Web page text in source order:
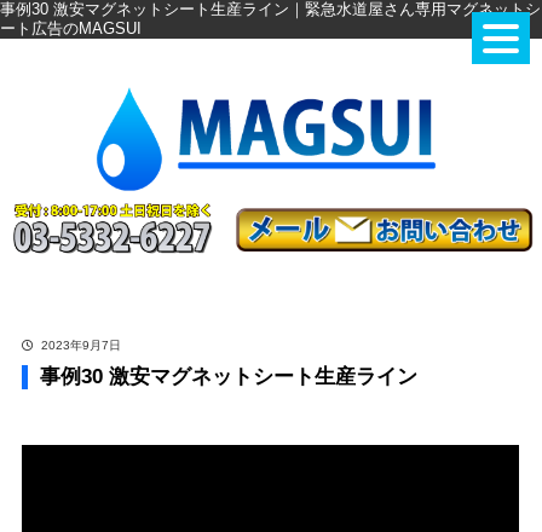
事例30 激安マグネットシート生産ライン｜緊急水道屋さん専用マグネットシ
ート広告のMAGSUI
2023年9月7日
事例30 激安マグネットシート生産ライン